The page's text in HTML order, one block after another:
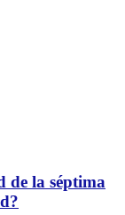
de la séptima